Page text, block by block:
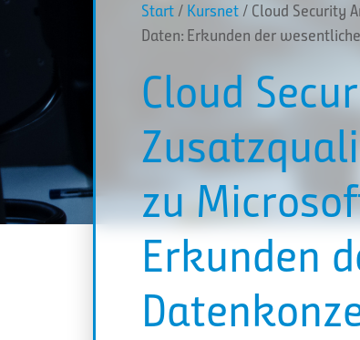
Start / Kursnet/ Cloud Security
Daten: Erkunden der
Cloud
zu
Erkunden